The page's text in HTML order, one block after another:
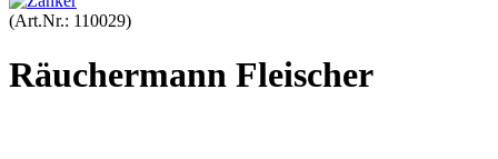
(Art.Nr.: 110029)
Räuchermann Fleischer